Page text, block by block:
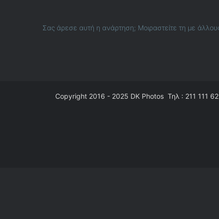
Σας άρεσε αυτή η ανάρτηση; Μοιραστείτε τη με
Copyright 2016 - 2025 DK Photos Τηλ : 211 111